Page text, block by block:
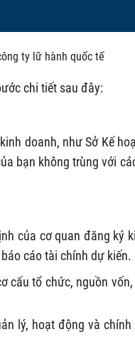
ty lữ hành quốc tế
chi tiết sau đây:
doanh, như Sở Kế
bạn không trùng với
của cơ quan đăng ký
cáo tài chính dự kiến.
cấu tổ chức, nguồn
lý, hoạt động và